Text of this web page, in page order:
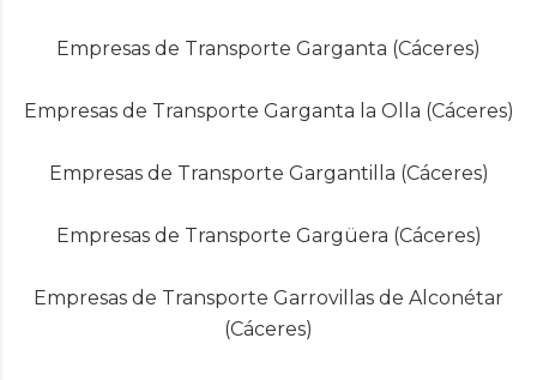
Empresas de Transporte Garganta (Cáceres)
Empresas de Transporte Garganta la Olla (Cáceres)
Empresas de Transporte Gargantilla (Cáceres)
Empresas de Transporte Gargüera (Cáceres)
Empresas de Transporte Garrovillas de Alconétar
(Cáceres)